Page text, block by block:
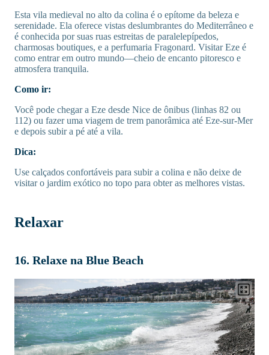
Esta vila medieval no alto da colina é o epítome da beleza e
serenidade. Ela oferece vistas deslumbrantes do Mediterrâneo e
é conhecida por suas ruas estreitas de paralelepípedos,
charmosas boutiques, e a perfumaria Fragonard. Visitar Eze é
como entrar em outro mundo—cheio de encanto pitoresco e
atmosfera tranquila.
Como ir:
Você pode chegar a Eze desde Nice de ônibus (linhas 82 ou
112) ou fazer uma viagem de trem panorâmica até Eze-sur-Mer
e depois subir a pé até a vila.
Dica:
Use calçados confortáveis para subir a colina e não deixe de
visitar o jardim exótico no topo para obter as melhores vistas.
Relaxar
16. Relaxe na Blue Beach